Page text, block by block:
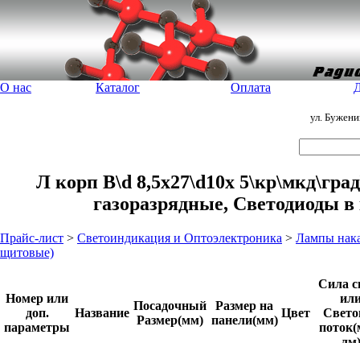
О нас Каталог Оплата
ул.
Л корп В\d 8,5x27\d10x
газоразрядные, Светодиоды
Прайс-лист > Светоиндикация и Оптоэлектроника > Лампы
щитовые)
Номер или
доп.
параметры
Название
Посадочный
Размер(мм)
Размер на
панели(мм)
Цвет
Сила